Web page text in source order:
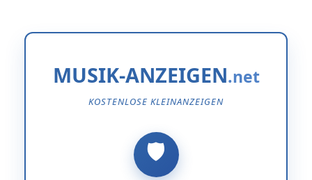
MUSIK-ANZEIGEN
KOSTENLOSE KLEINANZEIGEN